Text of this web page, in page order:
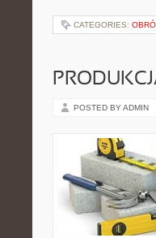
CATEGORIES:
POSTED BY ADMIN